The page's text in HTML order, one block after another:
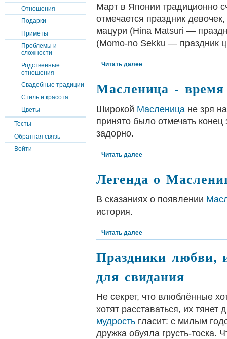
Отношения
Подарки
Приметы
Проблемы и
сложности
Родственные
отношения
Свадебные традиции
Стиль и красота
Цветы
Тесты
Обратная связь
Войти
Март в Японии традиционно
отмечается праздник
мацури (Hina Matsuri —
(Momo-no Sekku — праздник
Читать далее
Масленица -
Широкой Масленица не зря
принято было отмечать
задорно.
Читать далее
Легенда о
В сказаниях о появлении
история.
Читать далее
Праздники любви,
для свидания
Не секрет, что влюблённые
хотят расставаться, их тянет
мудрость гласит: с милым
дружка обуяла грусть-тоска.